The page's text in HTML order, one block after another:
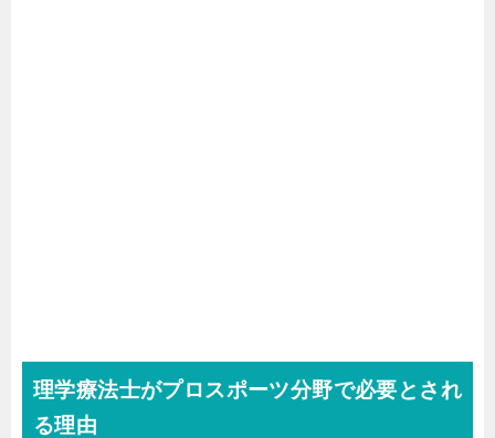
理学療法士がプロスポーツ分野で必要とされ
る理由